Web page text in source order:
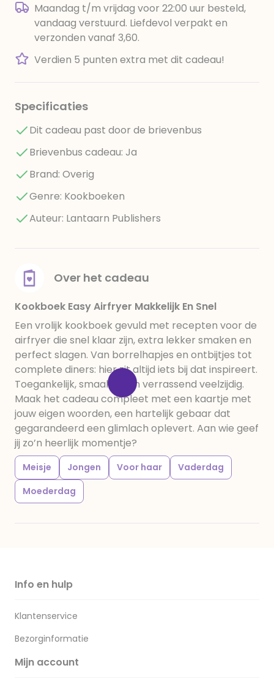
Maandag t/m vrijdag voor 22:00 uur besteld,
vandaag verstuurd. Liefdevol verpakt en
verzonden vanaf 3,60.
Verdien 5 punten extra met dit cadeau!
Specificaties
Dit cadeau past door de brievenbus
Brievenbus cadeau: Ja
Brand: Overig
Genre: Kookboeken
Auteur: Lantaarn Publishers
Over het cadeau
Kookboek Easy Airfryer Makkelijk En Snel
Een vrolijk kookboek gevuld met recepten voor de
airfryer die snel klaar zijn, extra lekker smaken en
perfect slagen. Van borrelhapjes en ontbijtjes tot
complete diners: hier zit altijd iets bij dat inspireert.
Toegankelijk, smaakvol en verrassend veelzijdig.
Maak het cadeau compleet met een kaartje met
jouw eigen woorden, een hartelijk gebaar dat
gegarandeerd een glimlach oplevert. Aan wie geef
jij zo’n heerlijk momentje?
Meisje Jongen Voor haar
Vaderdag
Moederdag
Info en hulp
Klantenservice
Bezorginformatie
Mijn account